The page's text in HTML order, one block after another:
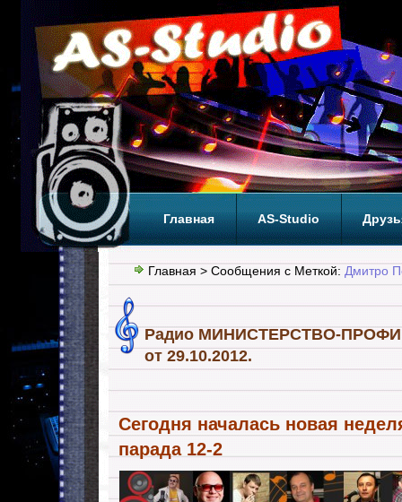
Главная AS-Studio
Теги ТОП
Главная > Сообщения с Меткой: Дмитро
Радио МИНИСТЕРСТВО-ПРОФИ.
от 29.10.2012.
Сегодня началась новая
парада 12-2